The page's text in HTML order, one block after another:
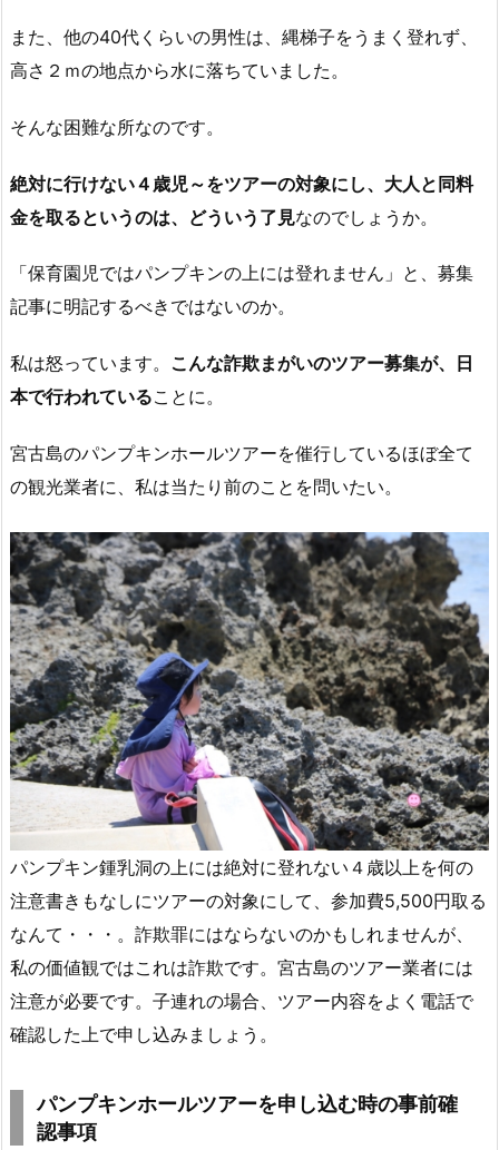
また、他の40代くらいの男性は、縄梯子をうまく登れず、
高さ２ｍの地点から水に落ちていました。
そんな困難な所なのです。
絶対に行けない４歳児～をツアーの対象にし、大人と同料
金を取るというのは、どういう了見なのでしょうか。
「保育園児ではパンプキンの上には登れません」と、募集
記事に明記するべきではないのか。
私は怒っています。 こんな詐欺まがいのツアー募集が、日
本で行われていることに。
宮古島のパンプキンホールツアーを催行しているほぼ全て
の観光業者に、私は当たり前のことを問いたい。
パンプキン鍾乳洞の上には絶対に登れない４歳以上を何の
注意書きもなしにツアーの対象にして、参加費5,500円取る
なんて・・・。詐欺罪にはならないのかもしれませんが、
私の価値観ではこれは詐欺です。宮古島のツアー業者には
注意が必要です。子連れの場合、ツアー内容をよく電話で
確認した上で申し込みましょう。
パンプキンホールツアーを申し込む時の事前確
認事項